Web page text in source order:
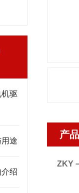
驱
途
绍
产
ZKY